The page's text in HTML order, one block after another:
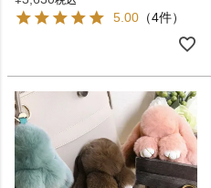
5.00 （4件）